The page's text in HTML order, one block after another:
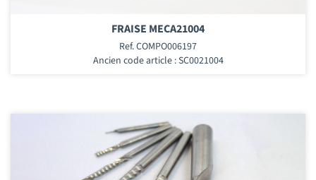
FRAISE MECA21004
Ref. COMPO006197
Ancien code article : SC0021004